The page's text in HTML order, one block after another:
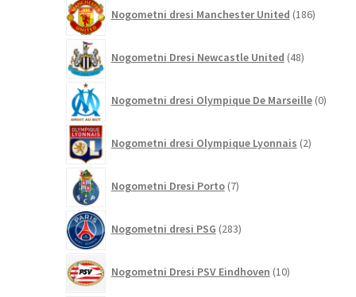
Nogometni dresi Manchester United 186izdelkov
Nogometni Dresi Newcastle United 48izdelkov
Nogometni dresi Olympique De Marseille 0
Nogometni dresi Olympique Lyonnais 2izdelka
Nogometni Dresi Porto 7izdelkov
Nogometni dresi PSG 283izdelkov
Nogometni Dresi PSV Eindhoven 10izdelkov